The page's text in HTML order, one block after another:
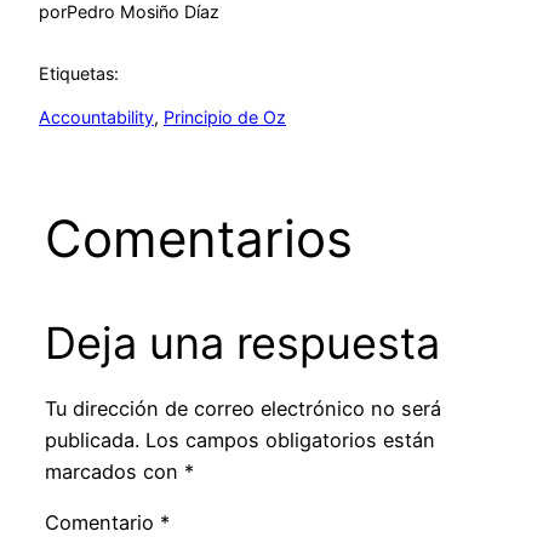
porPedro Mosiño Díaz
Etiquetas:
Accountability, Principio de Oz
Comentarios
Deja una respuesta
Tu dirección de correo electrónico no será
publicada. Los campos obligatorios están
marcados con *
Comentario *